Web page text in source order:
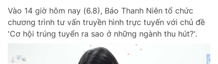
Vào 14 giờ hôm nay (6.8), Báo Thanh Niên tổ chức
chương trình tư vấn truyền hình trực tuyến với chủ đề
'Cơ hội trúng tuyển ra sao ở những ngành thu hút?'.